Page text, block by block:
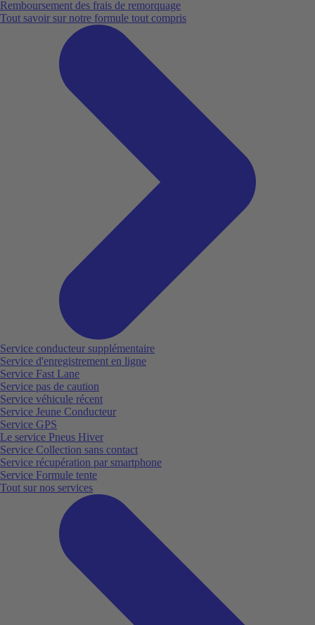
Remboursement des frais de remorquage
Tout savoir sur notre formule tout compris
Service conducteur supplémentaire
Service d'enregistrement en ligne
Service Fast Lane
Service pas de caution
Service véhicule récent
Service Jeune Conducteur
Service GPS
Le service Pneus Hiver
Service Collection sans contact
Service récupération par smartphone
Service Formule tente
Tout sur nos services